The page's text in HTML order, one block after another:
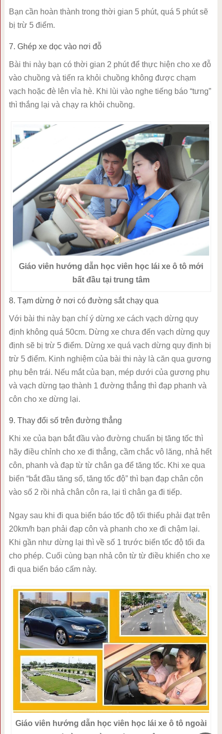
Bạn cần hoàn thành trong thời gian 5 phút, quá 5 phút sẽ
bị trừ 5 điểm.
7. Ghép xe dọc vào nơi đỗ
Bài thi này bạn có thời gian 2 phút để thực hiện cho xe đỗ
vào chuồng và tiến ra khỏi chuồng không được chạm
vạch hoặc đè lên vỉa hè. Khi lùi vào nghe tiếng báo “tưng”
thì thắng lại và chạy ra khỏi chuồng.
Giáo viên hướng dẫn học viên học lái xe ô tô mới
bất đầu tại trung tâm
8. Tạm dừng ở nơi có đường sắt chạy qua
Với bài thi này bạn chí ý dừng xe cách vạch dừng quy
định không quá 50cm. Dừng xe chưa đến vạch dừng quy
định sẽ bị trừ 5 điểm. Dừng xe quá vạch dừng quy định bị
trừ 5 điểm. Kinh nghiệm của bài thi này là căn qua gương
phụ bên trái. Nếu mắt của bạn, mép dưới của gương phụ
và vạch dừng tạo thành 1 đường thẳng thì đạp phanh và
côn cho xe dừng lại.
9. Thay đổi số trên đường thẳng
Khi xe của bạn bắt đầu vào đường chuẩn bị tăng tốc thì
hãy điều chỉnh cho xe đi thẳng, cầm chắc vô lăng, nhả hết
côn, phanh và đạp từ từ chân ga để tăng tốc. Khi xe qua
biển “bắt đầu tăng số, tăng tốc độ” thì bạn đạp chân côn
vào số 2 rồi nhả chân côn ra, lại tì chân ga đi tiếp.
Ngay sau khi đi qua biển báo tốc độ tối thiểu phải đạt trên
20km/h bạn phải đạp côn và phanh cho xe đi chậm lại.
Khi gần như dừng lại thì về số 1 trước biển tốc độ tối đa
cho phép. Cuối cùng bạn nhả côn từ từ điều khiển cho xe
đi qua biển báo cấm này.
Giáo viên hướng dẫn học viên học lái xe ô tô ngoài